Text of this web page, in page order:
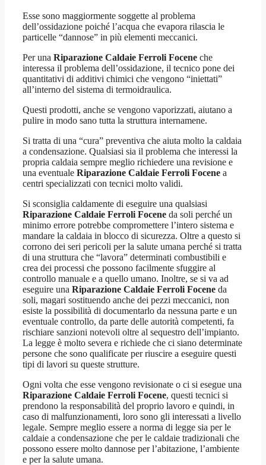
Esse sono maggiormente soggette al problema
dell’ossidazione poiché l’acqua che evapora rilascia le
particelle “dannose” in più elementi meccanici.
Per una Riparazione Caldaie Ferroli Focene che
interessa il problema dell’ossidazione, il tecnico pone dei
quantitativi di additivi chimici che vengono “iniettati”
all’interno del sistema di termoidraulica.
Questi prodotti, anche se vengono vaporizzati, aiutano a
pulire in modo sano tutta la struttura internamene.
Si tratta di una “cura” preventiva che aiuta molto la caldaia
a condensazione. Qualsiasi sia il problema che interessi la
propria caldaia sempre meglio richiedere una revisione e
una eventuale Riparazione Caldaie Ferroli Focene a
centri specializzati con tecnici molto validi.
Si sconsiglia caldamente di eseguire una qualsiasi
Riparazione Caldaie Ferroli Focene da soli perché un
minimo errore potrebbe compromettere l’intero sistema e
mandare la caldaia in blocco di sicurezza. Oltre a questo si
corrono dei seri pericoli per la salute umana perché si tratta
di una struttura che “lavora” determinati combustibili e
crea dei processi che possono facilmente sfuggire al
controllo manuale e a quello umano. Inoltre, se si va ad
eseguire una Riparazione Caldaie Ferroli Focene da
soli, magari sostituendo anche dei pezzi meccanici, non
esiste la possibilità di documentarlo da nessuna parte e un
eventuale controllo, da parte delle autorità competenti, fa
rischiare sanzioni notevoli oltre al sequestro dell’impianto.
La legge è molto severa e richiede che ci siano determinate
persone che sono qualificate per riuscire a eseguire questi
tipi di lavori su queste strutture.
Ogni volta che esse vengono revisionate o ci si esegue una
Riparazione Caldaie Ferroli Focene, questi tecnici si
prendono la responsabilità del proprio lavoro e quindi, in
caso di malfunzionamenti, loro sono gli interessati a livello
legale. Sempre meglio essere a norma di legge sia per le
caldaie a condensazione che per le caldaie tradizionali che
possono essere molto dannose per l’abitazione, l’ambiente
e per la salute umana.